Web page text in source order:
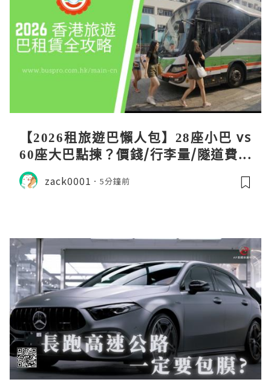
【2026租旅遊巴懶人包】28座小巴 vs
60座大巴點揀？價錢/行李量/隧道費一
文睇清！
zack0001 5分鐘前